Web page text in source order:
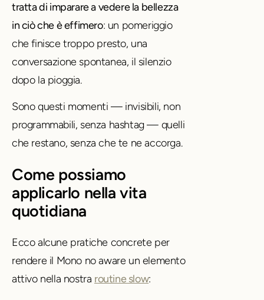
tratta di imparare a vedere la bellezza
in ciò che è effimero: un pomeriggio
che finisce troppo presto, una
conversazione spontanea, il silenzio
dopo la pioggia.
Sono questi momenti — invisibili, non
programmabili, senza hashtag — quelli
che restano, senza che te ne accorga.
Come possiamo
applicarlo nella vita
quotidiana
Ecco alcune pratiche concrete per
rendere il Mono no aware un elemento
attivo nella nostra routine slow: